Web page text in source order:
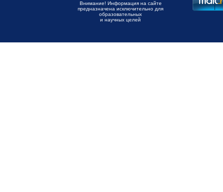
Внимание! Информация на сайте
предназначена исключительно для
образовательных
и научных целей